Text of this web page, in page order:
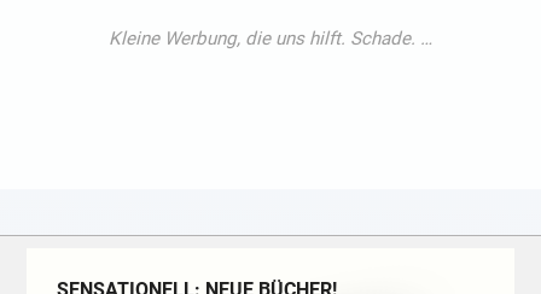
SENSATIONELL: NEUE BÜCHER!